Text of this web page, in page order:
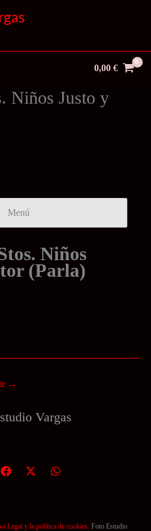
0,00 €
Niños Justo y
Menú
Niños
(Parla)
→
Vargas
Legal y la política de cookies. Foto Estudio